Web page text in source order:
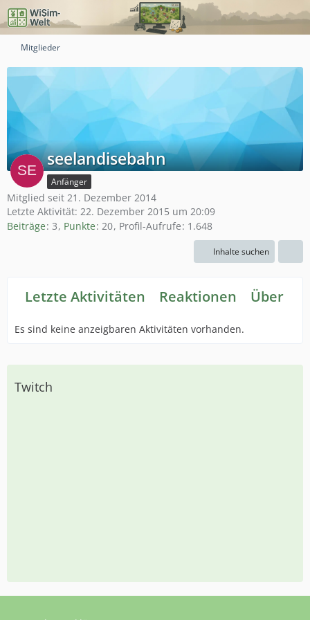
Mitglieder
seelandisebahn
Anfänger
Mitglied seit 21. Dezember 2014
Letzte Aktivität: 22. Dezember 2015 um 20:09
Beiträge 3 Punkte 20 Profil-Aufrufe 1.648
Inhalte suchen
Letzte Aktivitäten Reaktionen Über
Es sind keine anzeigbaren Aktivitäten vorhanden.
Twitch